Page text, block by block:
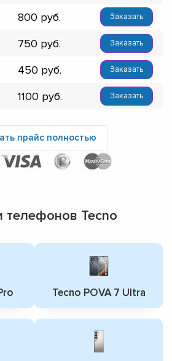
800 Заказать
750 Заказать
450 Заказать
1100 Заказать
прайс полностью
Tecno
Tecno POVA 7 Ultra